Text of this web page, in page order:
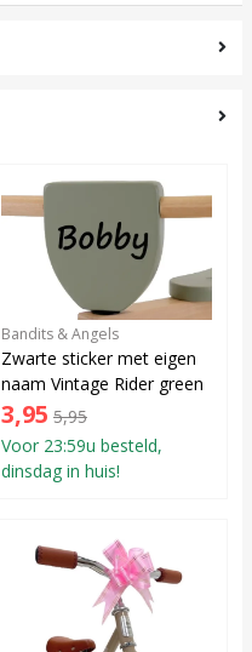
Bandits & Angels
Zwarte sticker met eigen
naam Vintage Rider green
3,95 5,95
Voor 23:59u besteld,
dinsdag in huis!